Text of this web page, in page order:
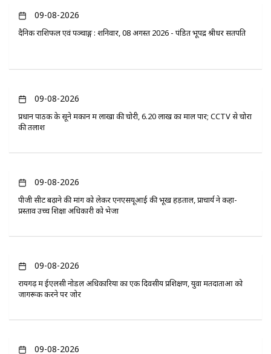
09-08-2026
दैनिक राशिफल एवं पञ्चाङ्ग : शनिवार, 08 अगस्त 2026 - पंडित भूपेंद्र श्रीधर सतपति
09-08-2026
प्रधान पाठक के सूने मकान में लाखों की चोरी, 6.20 लाख का माल पार; CCTV से चोरों
की तलाश
09-08-2026
पीजी सीट बढ़ाने की मांग को लेकर एनएसयूआई की भूख हड़ताल, प्राचार्य ने कहा-
प्रस्ताव उच्च शिक्षा अधिकारी को भेजा
09-08-2026
रायगढ़ में ईएलसी नोडल अधिकारियों का एक दिवसीय प्रशिक्षण, युवा मतदाताओं को
जागरूक करने पर जोर
09-08-2026